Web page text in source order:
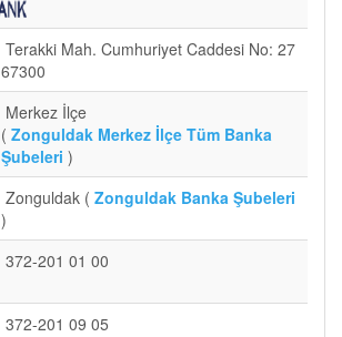
Terakki Mah. Cumhuriyet Caddesi No: 27
67300
Merkez İlçe
( Zonguldak Merkez İlçe Tüm Banka
Şubeleri )
Zonguldak ( Zonguldak Banka Şubeleri
)
372-201 01 00
372-201 09 05